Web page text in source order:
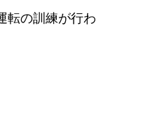
転の訓練が行わ